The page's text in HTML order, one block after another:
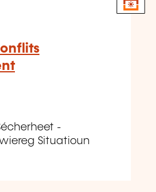
-
Situatioun